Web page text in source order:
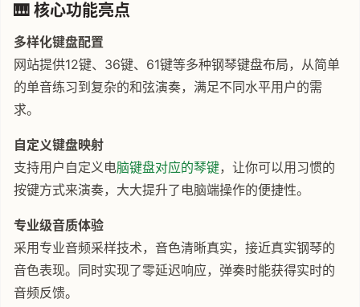
🎹 核心功能亮点
多样化键盘配置
网站提供12键、36键、61键等多种钢琴键盘布局，从简单
的单音练习到复杂的和弦演奏，满足不同水平用户的需
求。
自定义键盘映射
支持用户自定义电脑键盘对应的琴键，让你可以用习惯的
按键方式来演奏，大大提升了电脑端操作的便捷性。
专业级音质体验
采用专业音频采样技术，音色清晰真实，接近真实钢琴的
音色表现。同时实现了零延迟响应，弹奏时能获得实时的
音频反馈。